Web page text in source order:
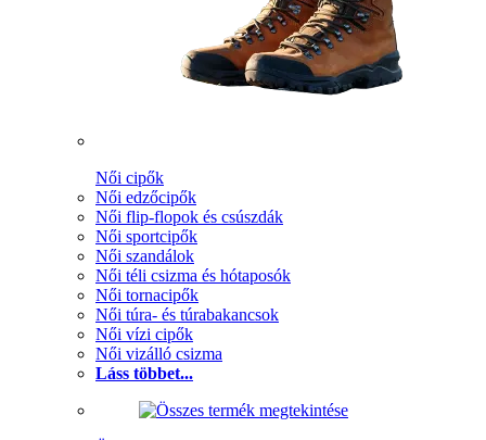
Női cipők
Női edzőcipők
Női flip-flopok és csúszdák
Női sportcipők
Női szandálok
Női téli csizma és hótaposók
Női tornacipők
Női túra- és túrabakancsok
Női vízi cipők
Női vizálló csizma
Láss többet...